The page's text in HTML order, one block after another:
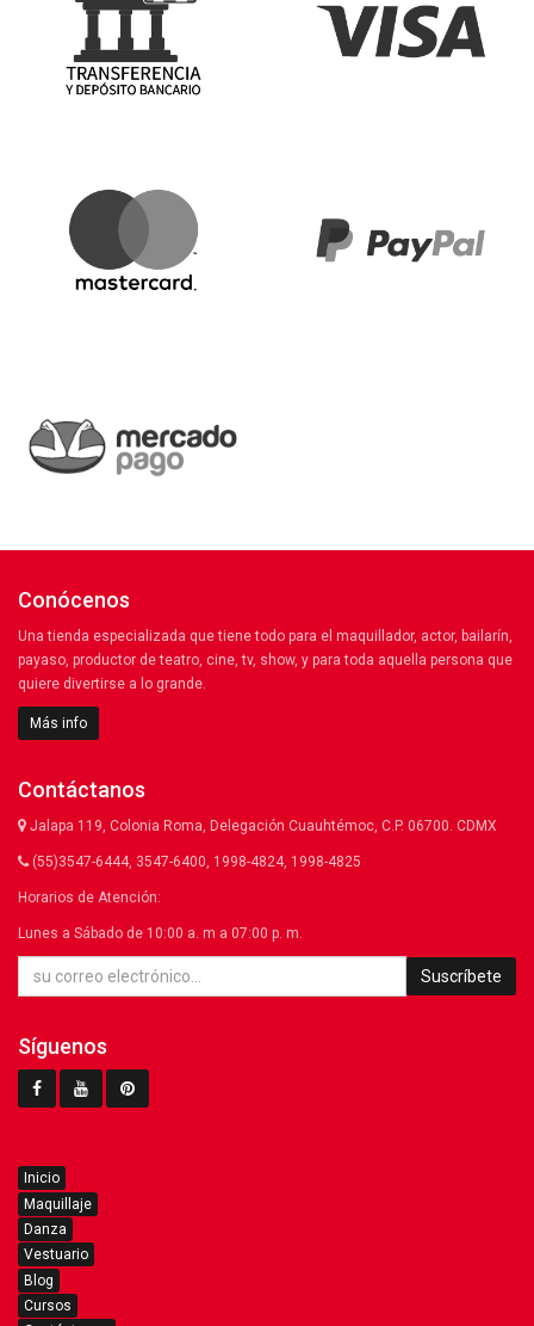
Conócenos
Una tienda especializada que tiene todo para el maquillador, actor, bailarín,
payaso, productor de teatro, cine, tv, show, y para toda aquella persona que
quiere divertirse a lo grande.
Más info
Contáctanos
Jalapa 119, Colonia Roma, Delegación Cuauhtémoc, C.P. 06700. CDMX
(55)3547-6444, 3547-6400, 1998-4824, 1998-4825
Horarios de Atención:
Lunes a Sábado de 10:00 a. m a 07:00 p. m.
Suscríbete
Síguenos
Inicio
Maquillaje
Danza
Vestuario
Blog
Cursos